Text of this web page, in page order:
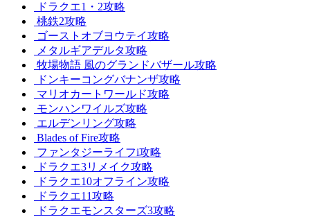
ドラクエ1・2攻略
桃鉄2攻略
ゴーストオブヨウテイ攻略
メタルギアデルタ攻略
牧場物語 風のグランドバザール攻略
ドンキーコングバナンザ攻略
マリオカートワールド攻略
モンハンワイルズ攻略
エルデンリング攻略
Blades of Fire攻略
ファンタジーライフi攻略
ドラクエ3リメイク攻略
ドラクエ10オフライン攻略
ドラクエ11攻略
ドラクエモンスターズ3攻略